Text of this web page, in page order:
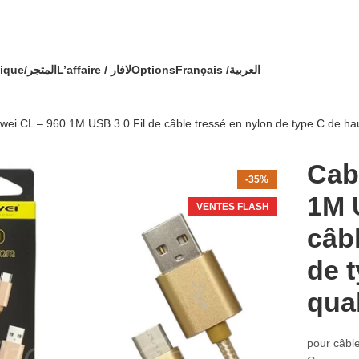
Boutique/المتجر L’affaire / لافارOptionsFrançais /العربية
CL – 960 1M USB 3.0 Fil de câble tressé en nylon de type C de
-35%
VENTES FLASH
1M
de
pour